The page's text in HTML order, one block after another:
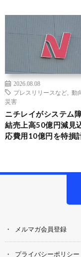
2026.08.08
プレスリリースなど
動
災害
ニチレイがシステム
結売上高50億円減見
応費用10億円を特損
メルマガ会員登録
プライバシーポリシー